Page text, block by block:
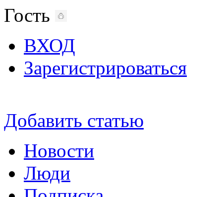
Гость
ВХОД
Зарегистрироваться
Добавить статью
Новости
Люди